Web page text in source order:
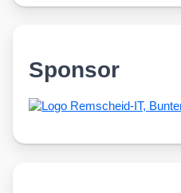
Sponsor